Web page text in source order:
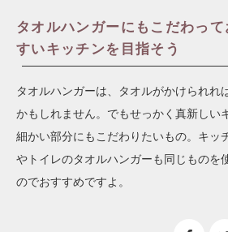
タオルハンガーにもこだわっ
すいキッチンを目指そう
タオルハンガーは、タオルがかけられれ
かもしれません。でもせっかく真新しい
細かい部分にもこだわりたいもの。キッ
やトイレのタオルハンガーも同じものを
のでおすすめですよ。